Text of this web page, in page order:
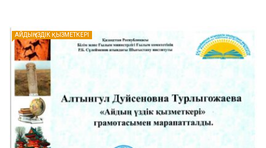
АЙДЫҢ ҮЗДІК ҚЫЗМЕТКЕРІ